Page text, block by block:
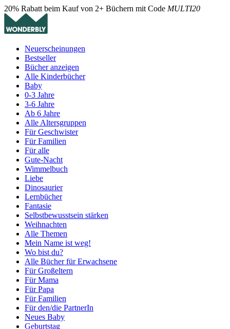
20% Rabatt beim Kauf von 2+ Büchern mit Code MULTI20
Neuerscheinungen
Bestseller
Bücher anzeigen
Alle Kinderbücher
Baby
0-3 Jahre
3-6 Jahre
Ab 6 Jahre
Alle Altersgruppen
Für Geschwister
Für Familien
Für alle
Gute-Nacht
Wimmelbuch
Liebe
Dinosaurier
Lernbücher
Fantasie
Selbstbewusstsein stärken
Weihnachten
Alle Themen
Mein Name ist weg!
Wo bist du?
Alle Bücher für Erwachsene
Für Großeltern
Für Mama
Für Papa
Für Familien
Für den/die PartnerIn
Neues Baby
Geburtstag